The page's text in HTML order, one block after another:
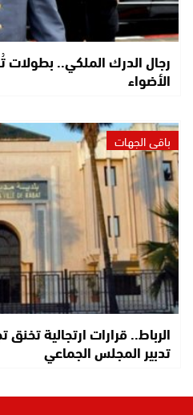
رجال الدرك الملكي.. بطولات
الأضواء
باقي الجهات
الرباط.. قرارات ارتجالية
تدبير المجلس الجماعي